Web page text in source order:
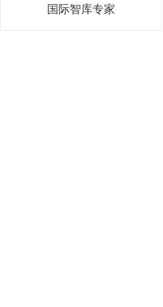
国际智库专家